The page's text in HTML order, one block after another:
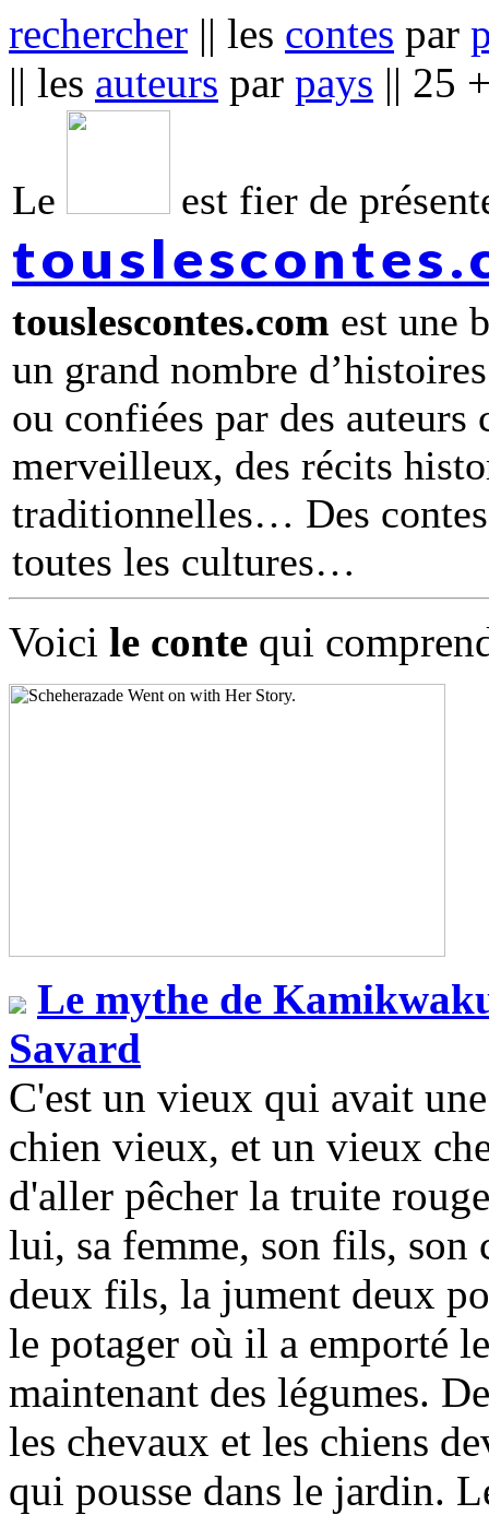
rechercher || les contes par
|| les auteurs par pays || 25
Le est fier de
touslescontes.com est une
un grand nombre
ou confiées par des
merveilleux, des récits
traditionnelles… Des
toutes les cultures
Voici le conte qui
Le mythe de
Savard
C'est un vieux qui avait
chien vieux, et un vieux
d'aller pêcher la truite
lui, sa femme, son fils, son
deux fils, la jument deux
le potager où il a emporté
maintenant des légumes.
les chevaux et les chiens
qui pousse dans le jardin.